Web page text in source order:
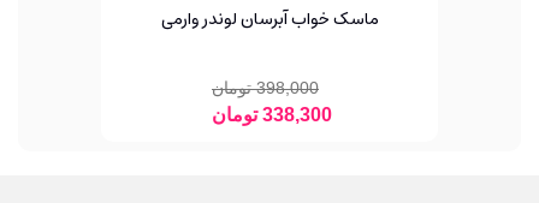
ماسک خواب آبرسان لوندر وارمی
398,000 تومان
338,300 تومان